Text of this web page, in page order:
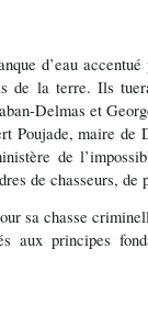
d’eau
de la terre. Ils
Delmas et
Poujade, maire
de
de chasseurs, de
sa chasse
aux principes